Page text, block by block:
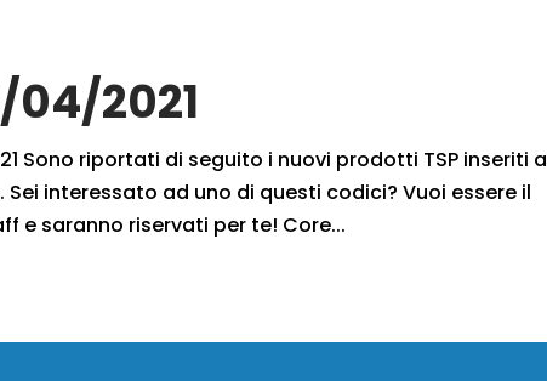
04/2021
Sono riportati di seguito i nuovi prodotti TSP inseriti a
interessato ad uno di questi codici? Vuoi essere il
e saranno riservati per te! Core...